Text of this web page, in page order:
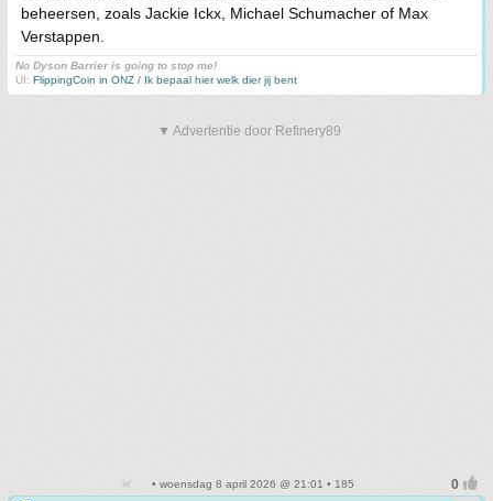
beheersen, zoals Jackie Ickx, Michael Schumacher of Max
Verstappen.
No Dyson Barrier is going to stop me!
UI: FlippingCoin in ONZ / Ik bepaal hier welk dier jij bent
▼ Advertentie door Refinery89
• woensdag 8 april 2026 @ 21:01 • 185